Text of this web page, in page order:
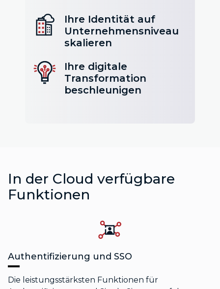
Ihre Identität auf
Unternehmensniveau
skalieren
Ihre digitale
Transformation
beschleunigen
In der Cloud verfügbare
Funktionen
Authentifizierung und SSO
Die leistungsstärksten Funktionen für